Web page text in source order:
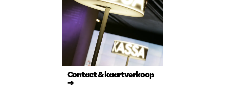
Contact & kaartverkoop
→